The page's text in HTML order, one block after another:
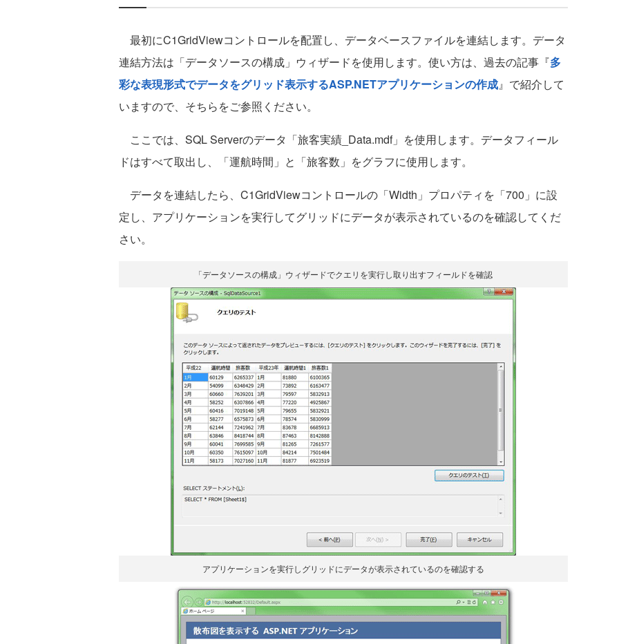
最初にC1GridViewコントロールを配置し、データベースファイルを連結します。データ
連結方法は「データソースの構成」ウィザードを使用します。使い方は、過去の記事『多
彩な表現形式でデータをグリッド表示するASP.NETアプリケーションの作成』で紹介して
いますので、そちらをご参照ください。
ここでは、SQL Serverのデータ「旅客実績_Data.mdf」を使用します。データフィール
ドはすべて取出し、「運航時間」と「旅客数」をグラフに使用します。
データを連結したら、C1GridViewコントロールの「Width」プロパティを「700」に設
定し、アプリケーションを実行してグリッドにデータが表示されているのを確認してくだ
さい。
「データソースの構成」ウィザードでクエリを実行し取り出すフィールドを確認
アプリケーションを実行しグリッドにデータが表示されているのを確認する